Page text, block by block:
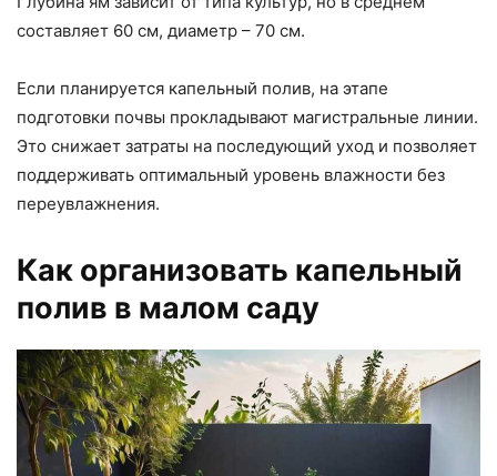
составляет 60 см, диаметр – 70 см.
Если планируется капельный полив, на этапе
подготовки почвы прокладывают магистральные линии.
Это снижает затраты на последующий уход и позволяет
поддерживать оптимальный уровень влажности без
переувлажнения.
Как организовать капельный
полив в малом саду